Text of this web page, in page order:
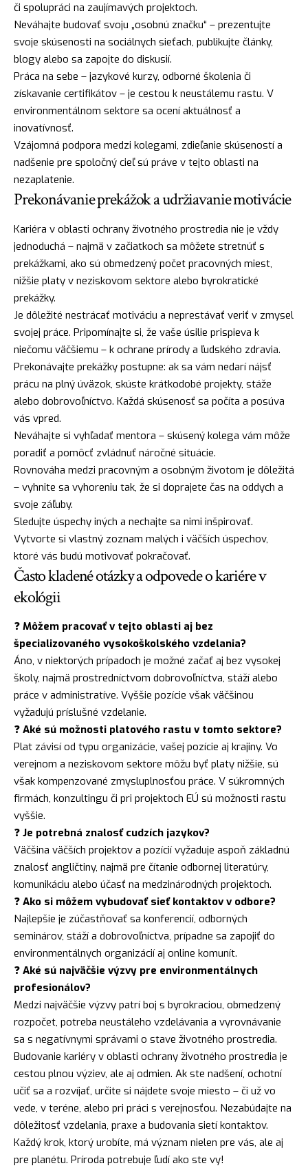
či spolupráci na zaujímavých projektoch.
Neváhajte budovať svoju „osobnú značku“ – prezentujte
svoje skúsenosti na sociálnych sieťach, publikujte články,
blogy alebo sa zapojte do diskusií.
Práca na sebe – jazykové kurzy, odborné školenia či
získavanie certifikátov – je cestou k neustálemu rastu. V
environmentálnom sektore sa ocení aktuálnosť a
inovatívnosť.
Vzájomná podpora medzi kolegami, zdieľanie skúseností a
nadšenie pre spoločný cieľ sú práve v tejto oblasti na
nezaplatenie.
Prekonávanie prekážok a udržiavanie motivácie
Kariéra v oblasti ochrany životného prostredia nie je vždy
jednoduchá – najmä v začiatkoch sa môžete stretnúť s
prekážkami, ako sú obmedzený počet pracovných miest,
nižšie platy v neziskovom sektore alebo byrokratické
prekážky.
Je dôležité nestrácať motiváciu a neprestávať veriť v zmysel
svojej práce. Pripomínajte si, že vaše úsilie prispieva k
niečomu väčšiemu – k ochrane prírody a ľudského zdravia.
Prekonávajte prekážky postupne: ak sa vám nedarí nájsť
prácu na plný úväzok, skúste krátkodobé projekty, stáže
alebo dobrovoľníctvo. Každá skúsenosť sa počíta a posúva
vás vpred.
Neváhajte si vyhľadať mentora – skúsený kolega vám môže
poradiť a pomôcť zvládnuť náročné situácie.
Rovnováha medzi pracovným a osobným životom je dôležitá
– vyhnite sa vyhoreniu tak, že si doprajete čas na oddych a
svoje záľuby.
Sledujte úspechy iných a nechajte sa nimi inšpirovať.
Vytvorte si vlastný zoznam malých i väčších úspechov,
ktoré vás budú motivovať pokračovať.
Často kladené otázky a odpovede o kariére v
ekológii
❓ Môžem pracovať v tejto oblasti aj bez
špecializovaného vysokoškolského vzdelania?
Áno, v niektorých prípadoch je možné začať aj bez vysokej
školy, najmä prostredníctvom dobrovoľníctva, stáží alebo
práce v administratíve. Vyššie pozície však väčšinou
vyžadujú príslušné vzdelanie.
❓ Aké sú možnosti platového rastu v tomto sektore?
Plat závisí od typu organizácie, vašej pozície aj krajiny. Vo
verejnom a neziskovom sektore môžu byť platy nižšie, sú
však kompenzované zmysluplnosťou práce. V súkromných
firmách, konzultingu či pri projektoch EÚ sú možnosti rastu
vyššie.
❓ Je potrebná znalosť cudzích jazykov?
Väčšina väčších projektov a pozícií vyžaduje aspoň základnú
znalosť angličtiny, najmä pre čítanie odbornej literatúry,
komunikáciu alebo účasť na medzinárodných projektoch.
❓ Ako si môžem vybudovať sieť kontaktov v odbore?
Najlepšie je zúčastňovať sa konferencií, odborných
seminárov, stáží a dobrovoľníctva, prípadne sa zapojiť do
environmentálnych organizácií aj online komunít.
❓ Aké sú najväčšie výzvy pre environmentálnych
profesionálov?
Medzi najväčšie výzvy patrí boj s byrokraciou, obmedzený
rozpočet, potreba neustáleho vzdelávania a vyrovnávanie
sa s negatívnymi správami o stave životného prostredia.
Budovanie kariéry v oblasti ochrany životného prostredia je
cestou plnou výziev, ale aj odmien. Ak ste nadšení, ochotní
učiť sa a rozvíjať, určite si nájdete svoje miesto – či už vo
vede, v teréne, alebo pri práci s verejnosťou. Nezabúdajte na
dôležitosť vzdelania, praxe a budovania sietí kontaktov.
Každý krok, ktorý urobíte, má význam nielen pre vás, ale aj
pre planétu. Príroda potrebuje ľudí ako ste vy!